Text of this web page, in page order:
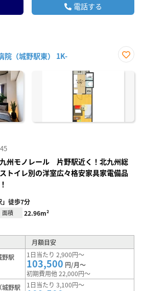
電話する
院（城野駅東） 1K-
に入
九州モノレール 片野駅近く！北九州総
トイレ別の洋室広々格安家具家電備品
」徒歩7分
面積 22.96m²
月額目安
野駅
1日当たり 2,900円～
103,500 円/月～
初期費用他 22,000円～
城野駅
1日当たり 3,100円～